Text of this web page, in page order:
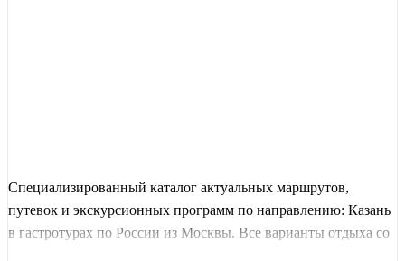
Специализированный каталог актуальных маршрутов,
путевок и экскурсионных программ по направлению: Казань
в гастротурах по России из Москвы. Все варианты отдыха со